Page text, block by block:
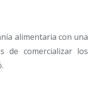
alimentaria con una
de comercializar los